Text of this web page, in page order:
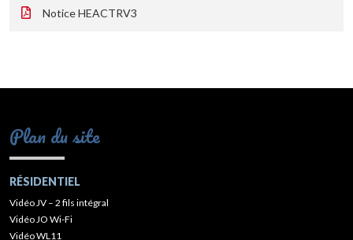
Notice HEACTRV3
Plan du site
RÉSIDENTIEL
Vidéo JV – 2 fils intégral
Vidéo JO Wi-Fi
Vidéo WL11